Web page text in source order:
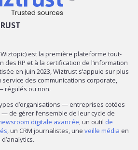
est la première plateforme tout-
des RP et à la certification de l’information
en juin 2023, Wiztrust s’appuie sur plus
service des communications corporate,
régulés ou non.
d’organisations — entreprises cotées
de gérer l’ensemble de leur cycle de
digitale avancée, un outil de
, un CRM journalistes, une veille média en